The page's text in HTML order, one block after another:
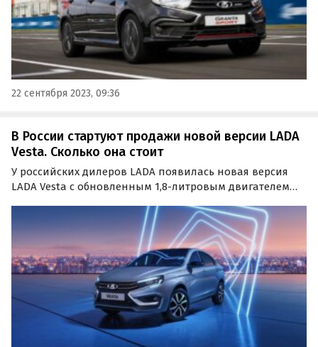
22 сентября 2023, 09:36
В России стартуют продажи новой версии LADA
Vesta. Сколько она стоит
У российских дилеров LADA появилась новая версия
LADA Vesta с обновленным 1,8-литровым двигателем
дня» узнали в пресс-службе автопроизводителя.